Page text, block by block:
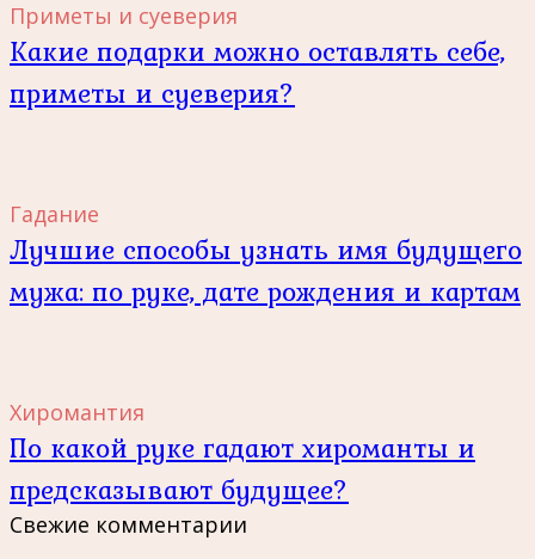
Приметы и суеверия
Какие подарки можно оставлять себе,
приметы и суеверия?
Гадание
Лучшие способы узнать имя будущего
мужа: по руке, дате рождения и картам
Хиромантия
По какой руке гадают хироманты и
предсказывают будущее?
Свежие комментарии